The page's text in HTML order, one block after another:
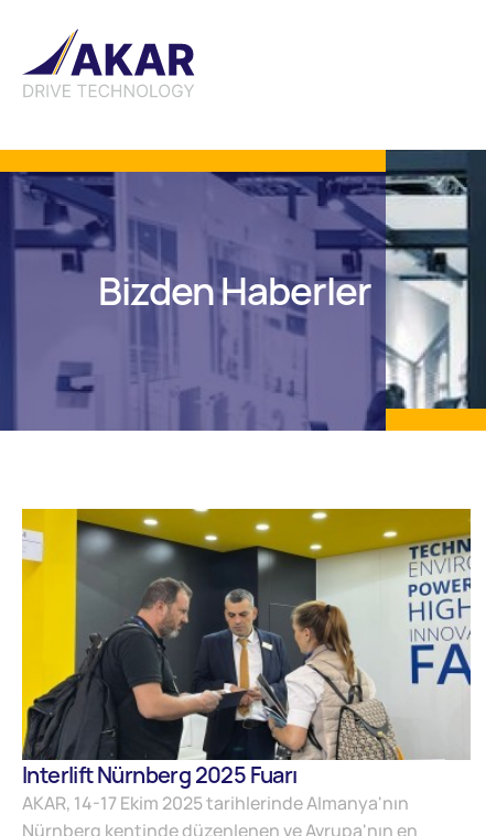
Bizden Haberler
Interlift Nürnberg 2025 Fuarı
AKAR, 14-17 Ekim 2025 tarihlerinde Almanya'nın
Nürnberg kentinde düzenlenen ve Avrupa'nın en